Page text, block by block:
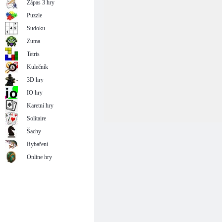
Zápas 3 hry
Puzzle
Sudoku
Zuma
Tetris
Kulečník
3D hry
IO hry
Karetní hry
Solitaire
Šachy
Rybaření
Online hry